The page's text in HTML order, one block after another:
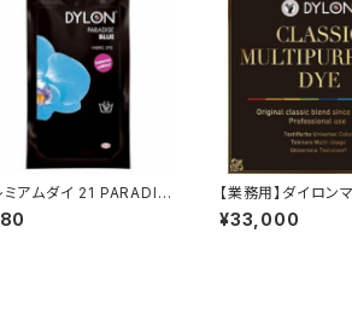
ミアムダイ 21 PARADIS
【業務用】ダイロン
Ebony Black
¥33,000